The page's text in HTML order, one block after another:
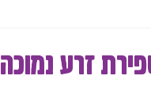
זרע נמוכה